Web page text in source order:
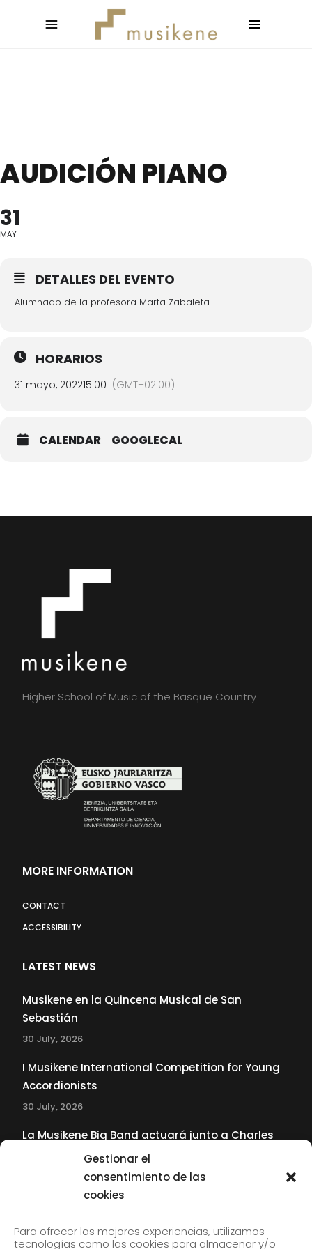
Gestionar el
consentimiento de las
cookies
Para ofrecer las mejores experiencias, utilizamos
tecnologías como las cookies para almacenar y/o
AUDICIÓN PIANO
31
MAY
DETALLES DEL EVENTO
Alumnado de la profesora Marta Zabaleta
HORARIOS
31 mayo, 202215:00 (GMT+02:00)
CALENDAR GOOGLECAL
Higher School of Music of the Basque Country
MORE INFORMATION
CONTACT
ACCESSIBILITY
LATEST NEWS
Musikene en la Quincena Musical de San
Sebastián
30 July, 2026
I Musikene International Competition for Young
Accordionists
30 July, 2026
La Musikene Big Band actuará junto a Charles
Tolliver en el 61 Jazzaldia